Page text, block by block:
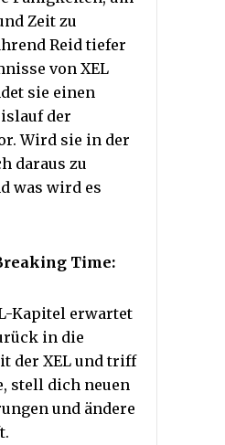
Zeit zu
Reid tiefer
von XEL
sie einen
der
Wird sie in der
daraus zu
was wird es
Time:
Kapitel erwartet
in die
der XEL und triff
stell dich neuen
und ändere